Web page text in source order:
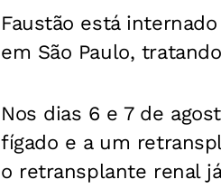
Faustão está
em São Paulo,
Nos dias 6 e 7 de
fígado e a um
o retransplante renal